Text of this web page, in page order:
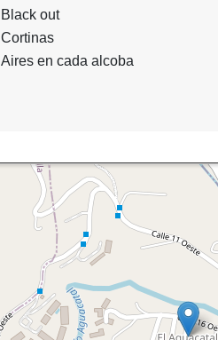
Black out
Cortinas
Aires en cada alcoba